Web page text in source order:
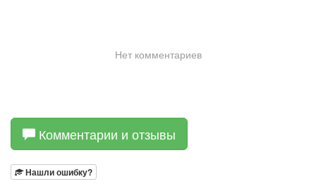
Комментарии и отзывы
Нашли ошибку?